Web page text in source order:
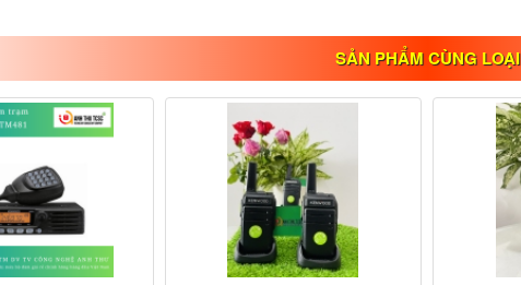
SẢN PHẨM CÙNG LOẠI